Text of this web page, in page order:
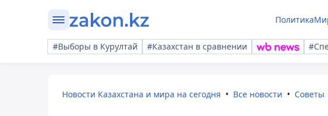
Политика
#Выборы в Курултай #Казахстан в сравнении
Новости Казахстана и мира на сегодня Все новости Советы